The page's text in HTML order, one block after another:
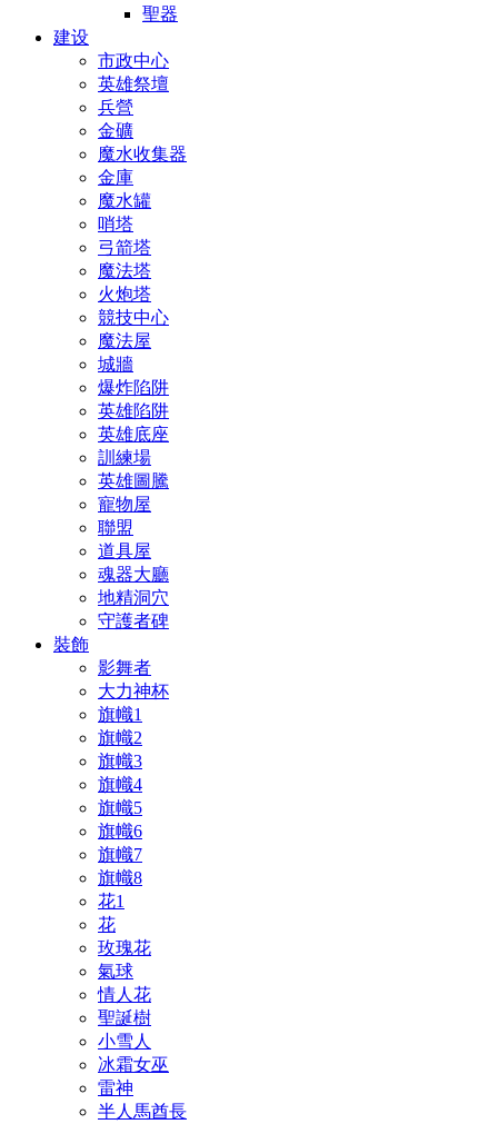
聖器
建设
市政中心
英雄祭壇
兵營
金礦
魔水收集器
金庫
魔水罐
哨塔
弓箭塔
魔法塔
火炮塔
競技中心
魔法屋
城牆
爆炸陷阱
英雄陷阱
英雄底座
訓練場
英雄圖騰
寵物屋
聯盟
道具屋
魂器大廳
地精洞穴
守護者碑
裝飾
影舞者
大力神杯
旗幟1
旗幟2
旗幟3
旗幟4
旗幟5
旗幟6
旗幟7
旗幟8
花1
花
玫瑰花
氣球
情人花
聖誕樹
小雪人
冰霜女巫
雷神
半人馬酋長